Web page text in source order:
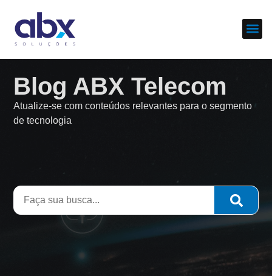
Blog ABX Telecom
Atualize-se com conteúdos relevantes para o segmento
de tecnologia